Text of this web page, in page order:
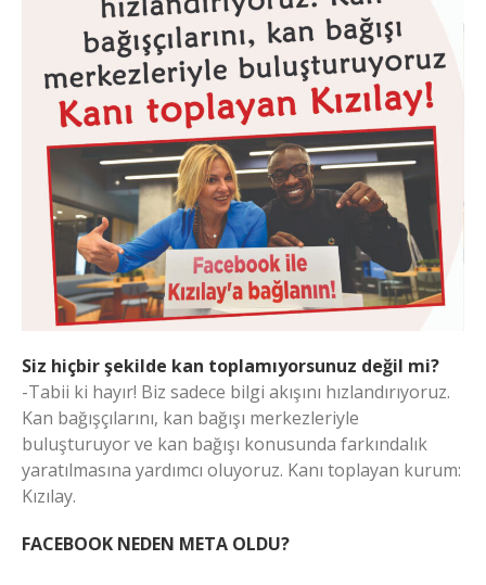
Siz hiçbir şekilde kan toplamıyorsunuz değil mi?
-Tabii ki hayır! Biz sadece bilgi akışını hızlandırıyoruz.
Kan bağışçılarını, kan bağışı merkezleriyle
buluşturuyor ve kan bağışı konusunda farkındalık
yaratılmasına yardımcı oluyoruz. Kanı toplayan kurum:
Kızılay.
FACEBOOK NEDEN META OLDU?